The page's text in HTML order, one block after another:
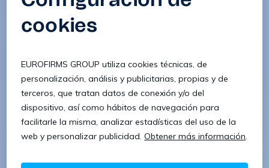
Contraseña
Confirmar contraseña
8 caracteres 1 letra minúscula
1 letra mayúscula 1 número